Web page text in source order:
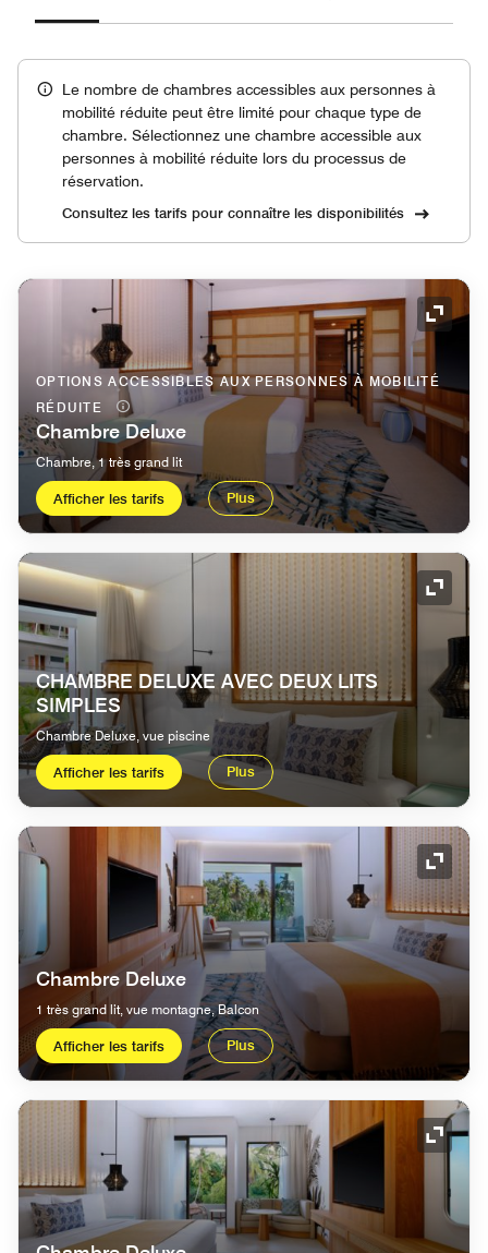
Le nombre de chambres accessibles aux personnes à
mobilité réduite peut être limité pour chaque type de
chambre. Sélectionnez une chambre accessible aux
personnes à mobilité réduite lors du processus de
réservation.
Consultez les tarifs pour connaître les disponibilités
Icône
OPTIONS ACCESSIBLES AUX PERSONNES À MOBILITÉ
RÉDUITE
Chambre Deluxe
Chambre, 1 très grand lit
Afficher les tarifs Plus
Icône
CHAMBRE DELUXE AVEC DEUX LITS
SIMPLES
Chambre Deluxe, vue piscine
Afficher les tarifs Plus
Icône
Chambre Deluxe
1 très grand lit, vue montagne, Balcon
Afficher les tarifs Plus
Icône